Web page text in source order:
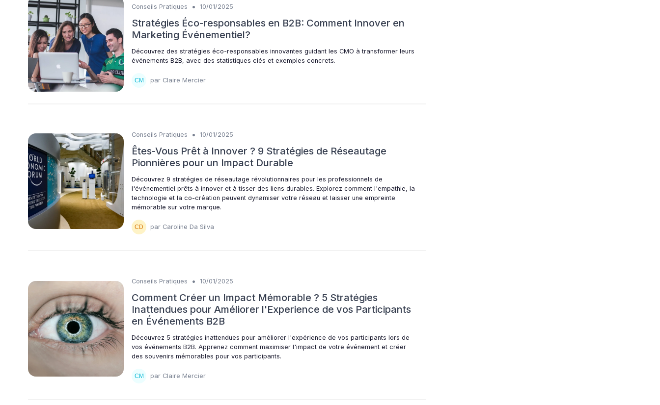
Conseils Pratiques • 10/01/2025
Stratégies Éco-responsables en B2B: Comment Innover en
Marketing Événementiel?
Découvrez des stratégies éco-responsables innovantes guidant les CMO à transformer leurs
événements B2B, avec des statistiques clés et exemples concrets.
par Claire Mercier
Conseils Pratiques • 10/01/2025
Êtes-Vous Prêt à Innover ? 9 Stratégies de Réseautage
Pionnières pour un Impact Durable
Découvrez 9 stratégies de réseautage révolutionnaires pour les professionnels de
l'événementiel prêts à innover et à tisser des liens durables. Explorez comment l'empathie, la
technologie et la co-création peuvent dynamiser votre réseau et laisser une empreinte
mémorable sur votre marque.
par Caroline Da Silva
Conseils Pratiques • 10/01/2025
Comment Créer un Impact Mémorable ? 5 Stratégies
Inattendues pour Améliorer l'Experience de vos Participants
en Événements B2B
Découvrez 5 stratégies inattendues pour améliorer l'expérience de vos participants lors de
vos événements B2B. Apprenez comment maximiser l'impact de votre événement et créer
des souvenirs mémorables pour vos participants.
par Claire Mercier